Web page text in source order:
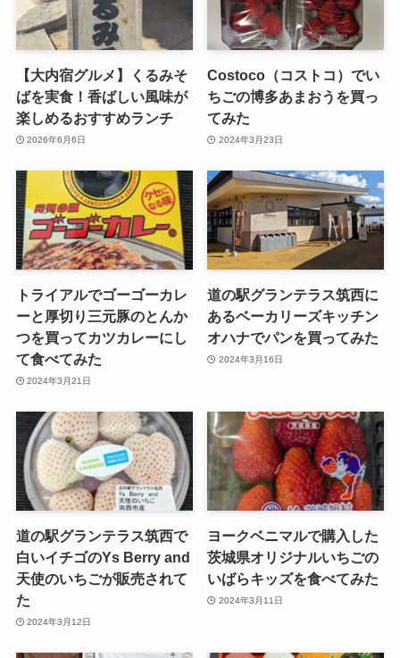
【大内宿グルメ】くるみそ
ばを実食！香ばしい風味が
楽しめるおすすめランチ
2026年6月6日
Costoco（コストコ）でい
ちごの博多あまおうを買っ
てみた
2024年3月23日
トライアルでゴーゴーカレ
ーと厚切り三元豚のとんか
つを買ってカツカレーにし
て食べてみた
2024年3月21日
道の駅グランテラス筑西に
あるベーカリーズキッチン
オハナでパンを買ってみた
2024年3月16日
道の駅グランテラス筑西で
白いイチゴのYs Berry and
天使のいちごが販売されて
た
2024年3月12日
ヨークベニマルで購入した
茨城県オリジナルいちごの
いばらキッズを食べてみた
2024年3月11日